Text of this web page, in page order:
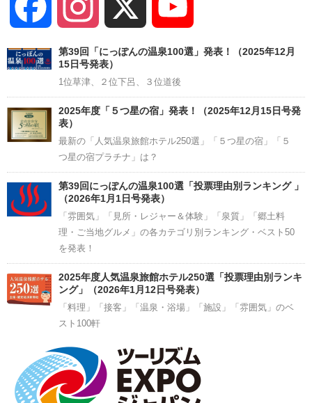
Facebook Instagram
Channel
第39回「にっぽんの温泉100選」発表！（2025年12月
15日号発表）
1位草津、２位下呂、３位道後
2025年度「５つ星の宿」発表！（2025年12月15日号発
表）
最新の「人気温泉旅館ホテル250選」「５つ星の宿」「５
つ星の宿プラチナ」は？
第39回にっぽんの温泉100選「投票理由別ランキング 」
（2026年1月1日号発表）
「雰囲気」「見所・レジャー＆体験」「泉質」「郷土料
理・ご当地グルメ」の各カテゴリ別ランキング・ベスト50
を発表！
2025年度人気温泉旅館ホテル250選「投票理由別ランキ
ング」（2026年1月12日号発表）
「料理」「接客」「温泉・浴場」「施設」「雰囲気」のベ
スト100軒